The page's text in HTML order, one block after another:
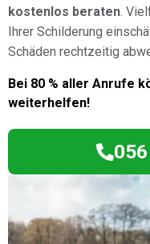
kostenlos beraten.
Ihrer Schilderung
Schäden rechtzeitig
Bei 80 % aller Anrufe
weiterhelfen!